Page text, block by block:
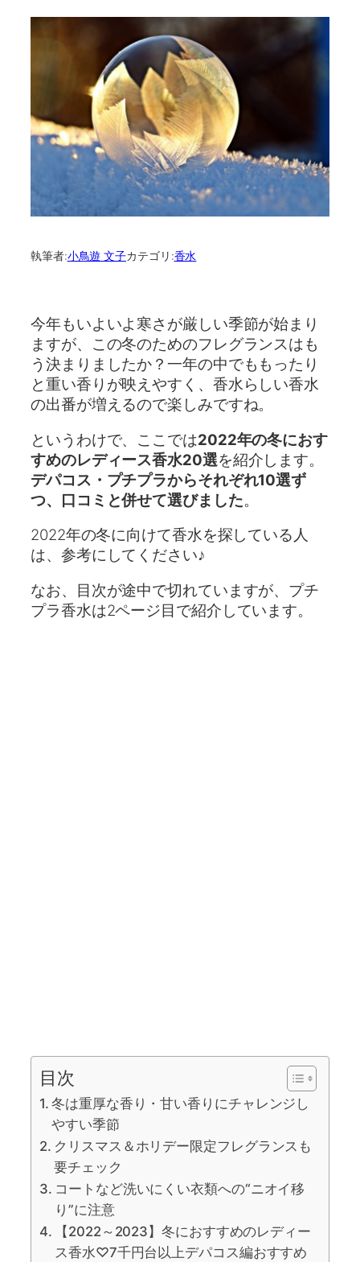
執筆者:小鳥遊 文子カテゴリ:香水
今年もいよいよ寒さが厳しい季節が始まり
ますが、この冬のためのフレグランスはも
う決まりましたか？一年の中でももったり
と重い香りが映えやすく、香水らしい香水
の出番が増えるので楽しみですね。
というわけで、ここでは2022年の冬におす
すめのレディース香水20選を紹介します。
デパコス・プチプラからそれぞれ10選ず
つ、口コミと併せて選びました。
2022年の冬に向けて香水を探している人
は、参考にしてください♪
なお、目次が途中で切れていますが、プチ
プラ香水は2ページ目で紹介しています。
目次
冬は重厚な香り・甘い香りにチャレンジし
やすい季節
クリスマス＆ホリデー限定フレグランスも
要チェック
コートなど洗いにくい衣類への“ニオイ移
り”に注意
【2022～2023】冬におすすめのレディー
ス香水♡7千円台以上デパコス編おすすめ